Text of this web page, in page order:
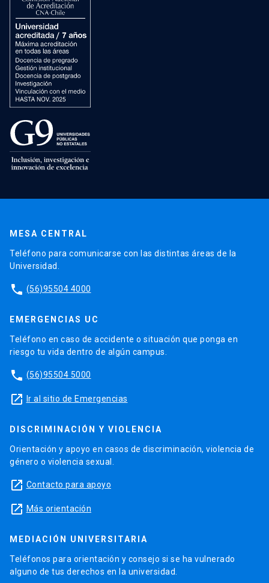
MESA CENTRAL
Teléfono para comunicarse con las distintas áreas de la
Universidad.
phone (56)95504 4000
EMERGENCIAS UC
Teléfono en caso de accidente o situación que ponga en
riesgo tu vida dentro de algún campus.
phone (56)95504 5000
launch Ir al sitio de Emergencias
DISCRIMINACIÓN Y VIOLENCIA
Orientación y apoyo en casos de discriminación, violencia de
género o violencia sexual.
launch Contacto para apoyo
launch Más orientación
MEDIACIÓN UNIVERSITARIA
Teléfonos para orientación y consejo si se ha vulnerado
alguno de tus derechos en la universidad.